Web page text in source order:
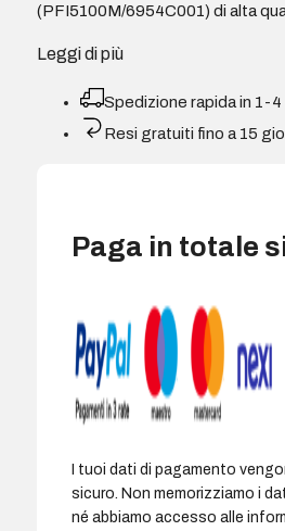
(PFI5100M/6954C001) di alta
Leggi di più
Spedizione rapida in 1-4
Resi gratuiti fino a 15
Paga in totale
I tuoi dati di pagamento
sicuro. Non memorizziamo i
né abbiamo accesso alle